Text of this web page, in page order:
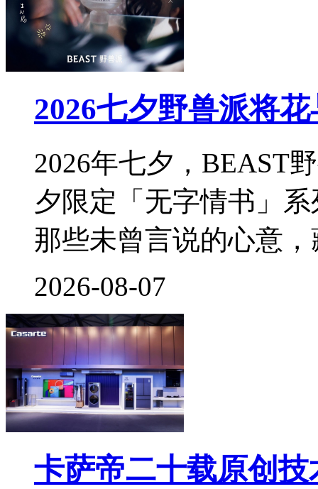
2026七夕野兽派将
2026年七夕，BEAST
夕限定「无字情书」
那些未曾言说的心意
2026-08-07
卡萨帝二十载原创